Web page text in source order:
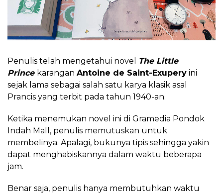
Penulis telah mengetahui novel
The Little
Prince karangan Antoine de Saint-Exupery ini
sejak lama sebagai salah satu karya klasik asal
Prancis yang terbit pada tahun 1940-an.
Ketika menemukan novel ini di Gramedia Pondok
Indah Mall, penulis memutuskan untuk
membelinya. Apalagi, bukunya tipis sehingga yakin
dapat menghabiskannya dalam waktu beberapa
jam.
Benar saja, penulis hanya membutuhkan waktu